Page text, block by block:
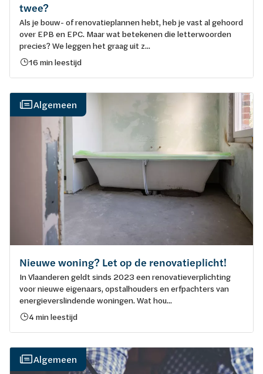
twee?
Als je bouw- of renovatieplannen hebt, heb je vast al gehoord
over EPB en EPC. Maar wat betekenen die letterwoorden
precies? We leggen het graag uit z...
16 min leestijd
Algemeen
Nieuwe woning? Let op de renovatieplicht!
In Vlaanderen geldt sinds 2023 een renovatieverplichting
voor nieuwe eigenaars, opstalhouders en erfpachters van
energieverslindende woningen. Wat hou...
4 min leestijd
Algemeen